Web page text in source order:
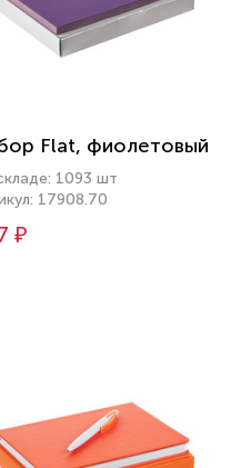
Flat, фиолетовый
1093 шт
17908.70
₽